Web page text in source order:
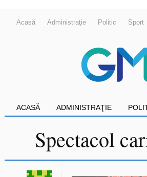
Acasă Administraţie Politic Sport
ACASĂ ADMINISTRAŢIE
Spectacol